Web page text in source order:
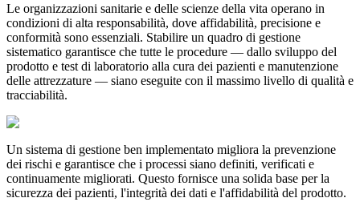
Le organizzazioni sanitarie e delle scienze della vita operano in
condizioni di alta responsabilità, dove affidabilità, precisione e
conformità sono essenziali. Stabilire un quadro di gestione
sistematico garantisce che tutte le procedure — dallo sviluppo del
prodotto e test di laboratorio alla cura dei pazienti e manutenzione
delle attrezzature — siano eseguite con il massimo livello di qualità e
tracciabilità.
Un sistema di gestione ben implementato migliora la prevenzione
dei rischi e garantisce che i processi siano definiti, verificati e
continuamente migliorati. Questo fornisce una solida base per la
sicurezza dei pazienti, l'integrità dei dati e l'affidabilità del prodotto.